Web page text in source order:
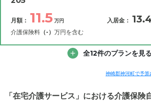
月額費用
食費 ?
月額： 11.5 万円
介護保険料 （-） 万円を含む
入居金：
入居金
その他費用
補足情報
全12件のプランを見る
神崎郡神河町で予
「在宅介護サービス」における介護保険